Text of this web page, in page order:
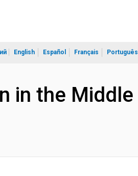
English Español Français Português
in the Middle